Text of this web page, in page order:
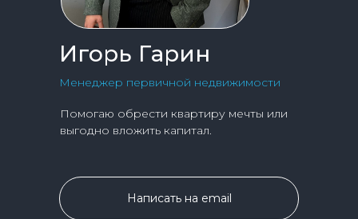
Помогаю обрести квартиру мечты или
выгодно вложить капитал.
Написать на email
Игорь Гарин
Менеджер первичной недвижимости